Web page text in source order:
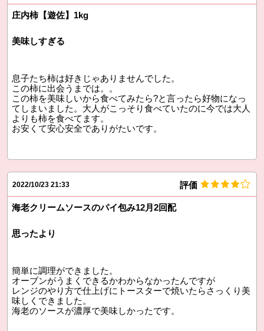
庄内柿【遊佐】1kg
美味しすぎる
息子たち柿は好きじゃありませんでした。
この柿に出会うまでは。。
この柿を美味しいから食べてみたら?と言ったら好物になっ
てしまいました。大人がこっそり食べていたのに今では大人
よりも柿を食べてます。
お安くて安心安全でありがたいです。
2022/10/23 21:33 評価
海老クリームソースのパイ包み12月2回配
思ったより
簡単に調理ができました。
オーブンがうまくできるかわからなかったんですが
レンジのやり方で仕上げにトースターで焼いたらさっくり美
味しくできました。
海老のソースが濃厚で美味しかったです。